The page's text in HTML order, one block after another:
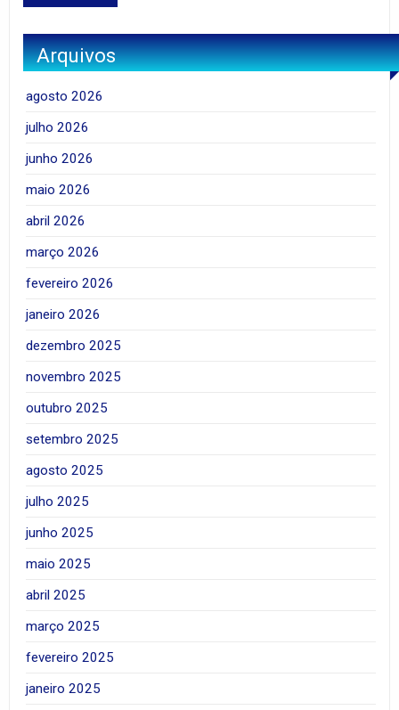
Arquivos
agosto 2026
julho 2026
junho 2026
maio 2026
abril 2026
março 2026
fevereiro 2026
janeiro 2026
dezembro 2025
novembro 2025
outubro 2025
setembro 2025
agosto 2025
julho 2025
junho 2025
maio 2025
abril 2025
março 2025
fevereiro 2025
janeiro 2025